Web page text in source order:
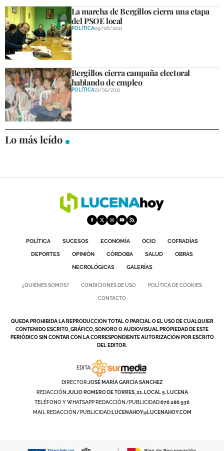
La marcha de Bergillos cierra una etapa
del PSOE local
POLÍTICA09/06/2011
Bergillos cierra campaña electoral
hablando de empleo
POLÍTICA21/05/2011
Lo más leído
POLÍTICA SUCESOS ECONOMÍA OCIO
COFRADÍAS
DEPORTES
OPINIÓN CÓRDOBA SALUD
OBRAS
NECROLÓGICAS
GALERÍAS
¿QUIÉNES SOMOS? CONDICIONES DE USO POLÍTICA DE COOKIES
CONTACTO
QUEDA PROHIBIDA LA REPRODUCCION TOTAL O PARCIAL O EL USO DE CUALQUIER
CONTENIDO ESCRITO, GRÁFICO, SONORO O AUDIOVISUAL PROPIEDAD DE ESTE
PERIÓDICO SIN CONTAR CON LA CORRESPONDIENTE AUTORIZACIÓN POR ESCRITO
DEL EDITOR.
EDITA:
DIRECTOR:JOSÉ MARÍA GARCÍA SÁNCHEZ
REDACCIÓN:JULIO ROMERO DE TORRES, 21. LOCAL 5. LUCENA
TELÉFONO Y WHATSAPP REDACCIÓN/PUBLICIDAD:676 286 936
MAIL REDACCIÓN/PUBLICIDAD:LUCENAHOY@LUCENAHOY.COM